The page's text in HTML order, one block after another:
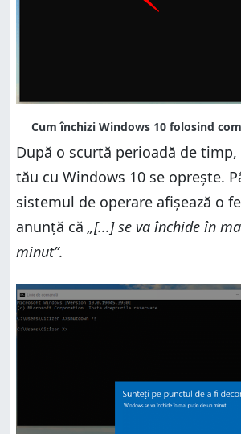
După o scurtă perioadă de
tău cu Windows 10 se oprește.
sistemul de operare afișează o
anunță că „[...] se va închide în
minut”.